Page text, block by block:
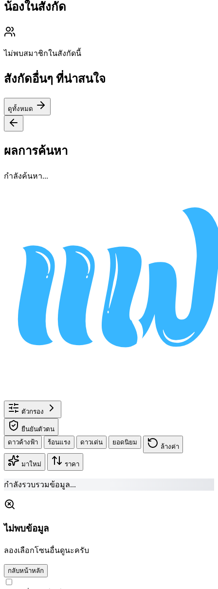
น้องในสังกัด
ไม่พบสมาชิกในสังกัดนี้
สังกัดอื่นๆ ที่น่าสนใจ
ดูทั้งหมด
ผลการค้นหา
กำลังค้นหา...
ตัวกรอง
ยืนยันตัวตน
ดาวค้างฟ้า
ร้อนแรง ดาวเด่น ยอดนิยม
ล้างค่า
มาใหม่ ราคา
กำลังรวบรวมข้อมูล...
ไม่พบข้อมูล
ลองเลือกโซนอื่นดูนะครับ
กลับหน้าหลัก